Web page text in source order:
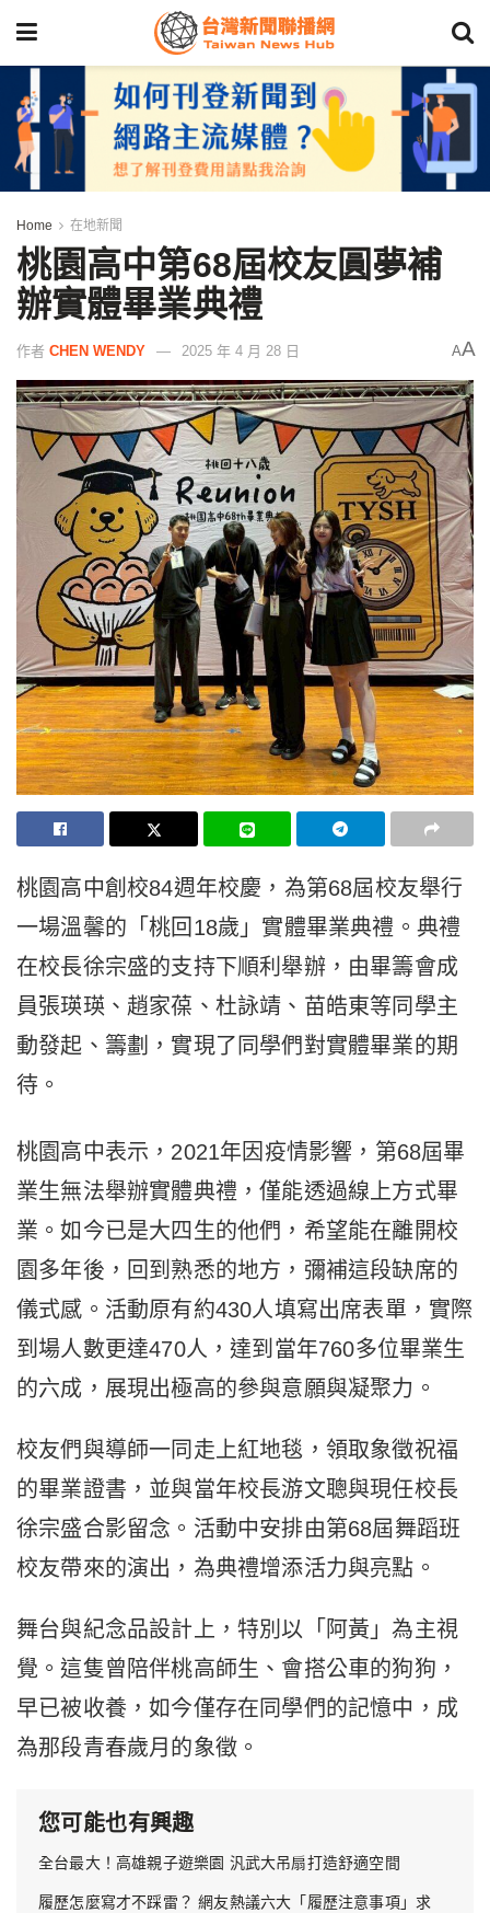
Home 在地新聞
桃園高中第68屆校友圓夢補
辦實體畢業典禮
作者 CHEN WENDY 2025 年 4 月 28 日 AA
桃園高中創校84週年校慶，為第68屆校友舉行
一場溫馨的「桃回18歲」實體畢業典禮。典禮
在校長徐宗盛的支持下順利舉辦，由畢籌會成
員張瑛瑛、趙家葆、杜詠靖、苗皓東等同學主
動發起、籌劃，實現了同學們對實體畢業的期
待。
桃園高中表示，2021年因疫情影響，第68屆畢
業生無法舉辦實體典禮，僅能透過線上方式畢
業。如今已是大四生的他們，希望能在離開校
園多年後，回到熟悉的地方，彌補這段缺席的
儀式感。活動原有約430人填寫出席表單，實際
到場人數更達470人，達到當年760多位畢業生
的六成，展現出極高的參與意願與凝聚力。
校友們與導師一同走上紅地毯，領取象徵祝福
的畢業證書，並與當年校長游文聰與現任校長
徐宗盛合影留念。活動中安排由第68屆舞蹈班
校友帶來的演出，為典禮增添活力與亮點。
舞台與紀念品設計上，特別以「阿黃」為主視
覺。這隻曾陪伴桃高師生、會搭公車的狗狗，
早已被收養，如今僅存在同學們的記憶中，成
為那段青春歲月的象徵。
您可能也有興趣
全台最大！高雄親子遊樂園 汎武大吊扇打造舒適空間
履歷怎麼寫才不踩雷？ 網友熱議六大「履歷注意事項」求